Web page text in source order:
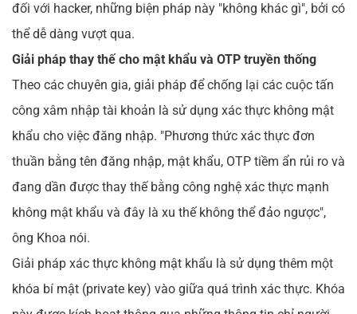
đối với hacker, những biện pháp này "không khác gì", bởi có
thể dễ dàng vượt qua.
Giải pháp thay thế cho mật khẩu và OTP truyền thống
Theo các chuyên gia, giải pháp để chống lại các cuộc tấn
công xâm nhập tài khoản là sử dụng xác thực không mật
khẩu cho việc đăng nhập. "Phương thức xác thực đơn
thuần bằng tên đăng nhập, mật khẩu, OTP tiềm ẩn rủi ro và
đang dần được thay thế bằng công nghệ xác thực mạnh
không mật khẩu và đây là xu thế không thể đảo ngược",
ông Khoa nói.
Giải pháp xác thực không mật khẩu là sử dụng thêm một
khóa bí mật (private key) vào giữa quá trình xác thực. Khóa